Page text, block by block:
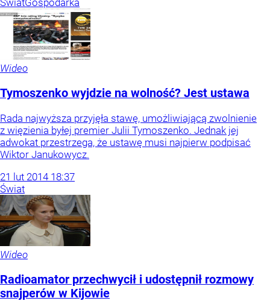
ŚwiatGospodarka
Wideo
Tymoszenko wyjdzie na wolność? Jest ustawa
Rada najwyższa przyjęła stawę, umożliwiającą zwolnienie
z więzienia byłej premier Julii Tymoszenko. Jednak jej
adwokat przestrzega, że ustawę musi najpierw podpisać
Wiktor Janukowycz.
21 lut 2014 18:37
Świat
Wideo
Radioamator przechwycił i udostępnił rozmowy
snajperów w Kijowie